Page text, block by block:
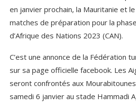
en janvier prochain, la Mauritanie et
matches de préparation pour la
d’Afrique des Nations 2023 (CAN).
C’est une annonce de la Fédération
sur sa page officielle facebook. Les
seront confrontés aux
samedi 6 janvier au stade Hammadi